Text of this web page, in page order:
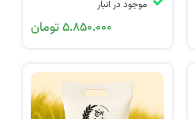
موجود در انبار
۵.۸۵۰.۰۰۰تومان